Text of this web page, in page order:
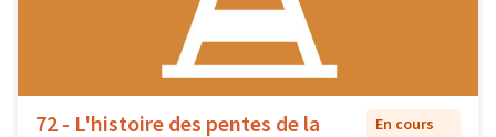
72 - L'histoire des pentes de la
En cours